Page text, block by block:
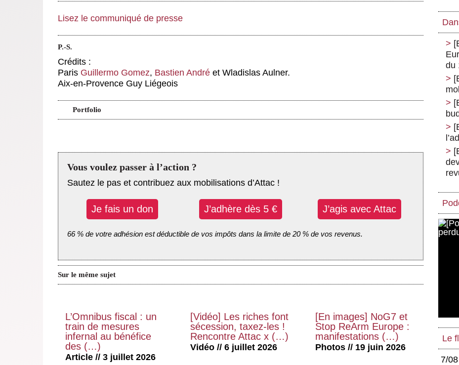
Lisez le communiqué de presse
P.-S.
Crédits :
Paris Guillermo Gomez, Bastien André et Wladislas Aulner.
Aix-en-Provence Guy Liégeois
Portfolio
Vous voulez passer à l’action ?
Sautez le pas et contribuez aux mobilisations d’Attac !
Je fais un don J’adhère dès 5 € J’agis avec Attac
66 % de votre adhésion est déductible de vos impôts dans la limite de 20 % de vos revenus.
Sur le même sujet
L’Omnibus fiscal : un
train de mesures
infernal au bénéfice
des (…)
Article // 3 juillet 2026
[Vidéo] Les riches font
sécession, taxez-les !
Rencontre Attac x (…)
Vidéo // 6 juillet 2026
[En images] NoG7 et
Stop ReArm Europe :
manifestations (…)
Photos // 19 juin 2026
du
Le
7/08